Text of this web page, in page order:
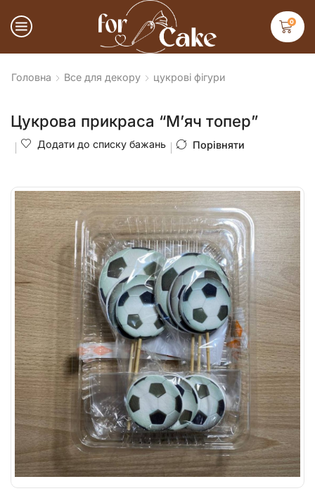
0
Головна Все для декору цукрові фігури
Цукрова прикраса “М’яч топер”
Додати до списку бажань Порівняти